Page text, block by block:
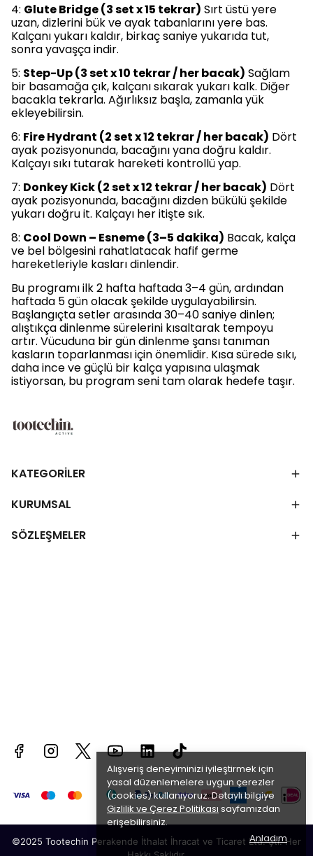
Alışveriş deneyiminizi iyileştirmek için
yasal düzenlemelere uygun çerezler
(cookies) kullanıyoruz. Detaylı bilgiye
Gizlilik ve Çerez Politikası sayfamızdan
erişebilirsiniz.
Anladım
4: Glute Bridge (3 set x 15 tekrar) Sırt üstü yere
uzan, dizlerini bük ve ayak tabanlarını yere bas.
Kalçanı yukarı kaldır, birkaç saniye yukarıda tut,
sonra yavaşça indir.
5: Step-Up (3 set x 10 tekrar / her bacak) Sağlam
bir basamağa çık, kalçanı sıkarak yukarı kalk. Diğer
bacakla tekrarla. Ağırlıksız başla, zamanla yük
ekleyebilirsin.
6: Fire Hydrant (2 set x 12 tekrar / her bacak) Dört
ayak pozisyonunda, bacağını yana doğru kaldır.
Kalçayı sıkı tutarak hareketi kontrollü yap.
7: Donkey Kick (2 set x 12 tekrar / her bacak) Dört
ayak pozisyonunda, bacağını dizden bükülü şekilde
yukarı doğru it. Kalçayı her itişte sık.
8: Cool Down – Esneme (3–5 dakika) Bacak, kalça
ve bel bölgesini rahatlatacak hafif germe
hareketleriyle kasları dinlendir.
Bu programı ilk 2 hafta haftada 3–4 gün, ardından
haftada 5 gün olacak şekilde uygulayabilirsin.
Başlangıçta setler arasında 30–40 saniye dinlen;
alıştıkça dinlenme sürelerini kısaltarak tempoyu
artır. Vücuduna bir gün dinlenme şansı tanıman
kasların toparlanması için önemlidir. Kısa sürede sıkı,
daha ince ve güçlü bir kalça yapısına ulaşmak
istiyorsan, bu program seni tam olarak hedefe taşır.
KATEGORİLER
KURUMSAL
SÖZLEŞMELER
©2025 Tootechin Perakende İthalat İhracat ve Ticaret Ltd. Şti. Her